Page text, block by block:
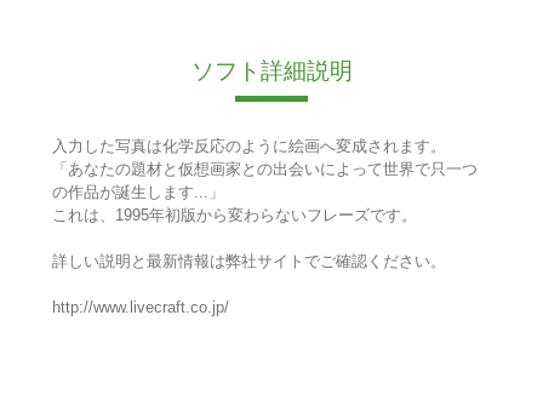
ソフト詳細説明
入力した写真は化学反応のように絵画へ変成されます。
「あなたの題材と仮想画家との出会いによって世界で只一つ
の作品が誕生します...」
これは、1995年初版から変わらないフレーズです。
詳しい説明と最新情報は弊社サイトでご確認ください。
http://www.livecraft.co.jp/